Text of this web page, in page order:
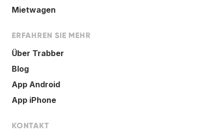
Mietwagen
ERFAHREN SIE MEHR
Über Trabber
Blog
App Android
App iPhone
KONTAKT